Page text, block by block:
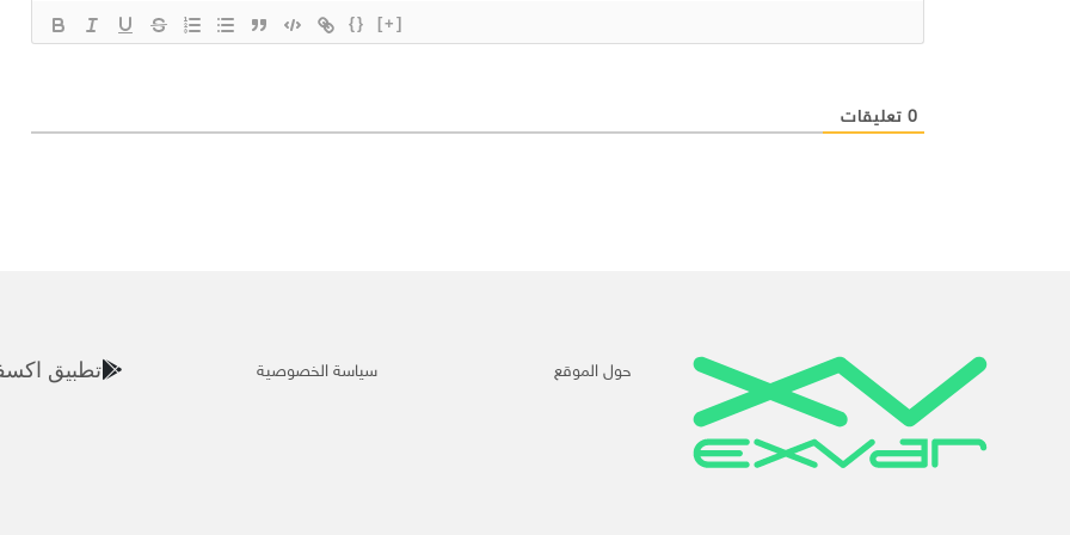
{} [+]
0 تعليقات
حول الموقع سياسة الخصوصية تطبيق